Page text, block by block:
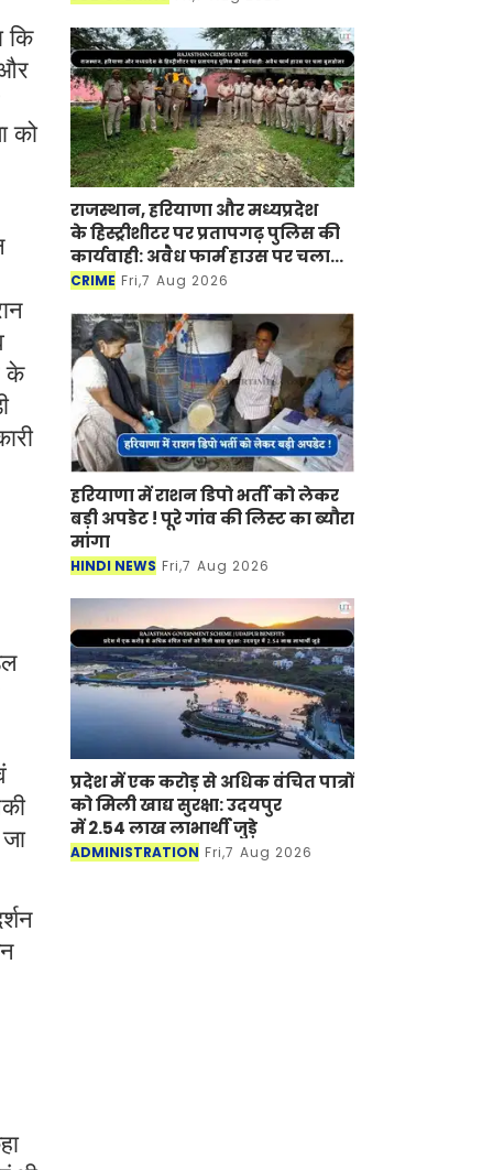
कि
और
को
के
राजस्थान, हरियाणा और मध्यप्रदेश
के हिस्ट्रीशीटर पर प्रतापगढ़ पुलिस की
कार्यवाही: अवैध फार्म हाउस पर चला
बुलडोजर
CRIME Fri,7 Aug 2026
हरियाणा में राशन डिपो भर्ती को लेकर
बड़ी अपडेट ! पूरे गांव की लिस्ट का ब्यौरा
मांगा
HINDI NEWS Fri,7 Aug 2026
प्रदेश में एक करोड़ से अधिक वंचित पात्रों
को मिली खाद्य सुरक्षा: उदयपुर
में 2.54 लाख लाभार्थी जुड़े
ADMINISTRATION Fri,7 Aug 2026